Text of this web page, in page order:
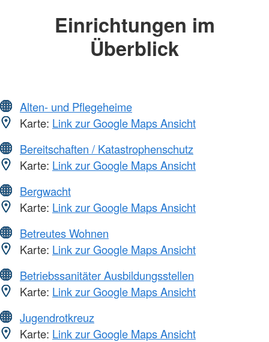
Einrichtungen im
Überblick
Alten- und Pflegeheime
Karte: Link zur Google Maps Ansicht
Bereitschaften / Katastrophenschutz
Karte: Link zur Google Maps Ansicht
Bergwacht
Karte: Link zur Google Maps Ansicht
Betreutes Wohnen
Karte: Link zur Google Maps Ansicht
Betriebssanitäter Ausbildungsstellen
Karte: Link zur Google Maps Ansicht
Jugendrotkreuz
Karte: Link zur Google Maps Ansicht